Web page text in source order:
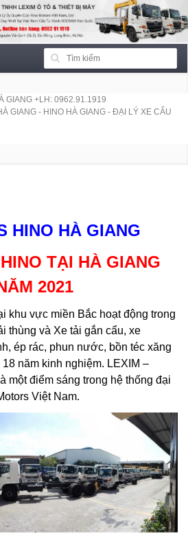
GIANG +LH: 0962.91.1919
GIANG - HINO HÀ GIANG - ĐẠI LÝ XE CẨU
HINO HÀ GIANG
TẠI HÀ GIANG
2021
khu vực miền Bắc hoạt động trong
thùng và Xe tải gắn cẩu, xe
ép rác, phun nước, bồn téc xăng
năm kinh nghiệm. LEXIM –
một điểm sáng trong hệ thống đại
Việt Nam.